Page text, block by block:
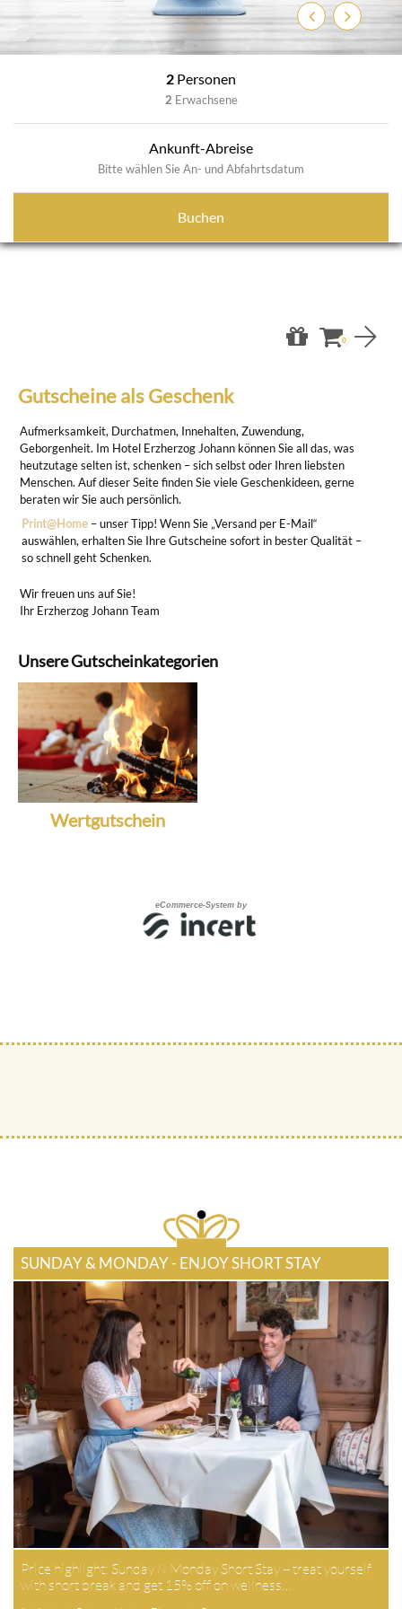
ZurückWeiter
2 Personen
2 Erwachsene
Ankunft-Abreise
Bitte wählen Sie An- und Abfahrtsdatum
Buchen
SUNDAY & MONDAY - ENJOY SHORT STAY
Price highlight: Sunday & Monday Short Stay – treat yourself
with short break and get 15% off on wellness…